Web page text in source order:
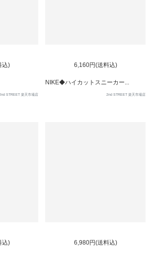
込)
STREET 楽天市場店
6,160円(送料込)
NIKE◆ハイカットスニーカー...
2nd STREET 楽天市場店
込) 6,980円(送料込)